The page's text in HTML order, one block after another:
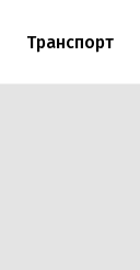
Транспорт